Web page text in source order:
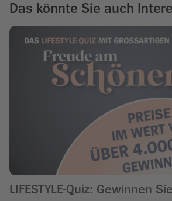
Das könnte Sie auch
LIFESTYLE-Quiz: Gewinnen